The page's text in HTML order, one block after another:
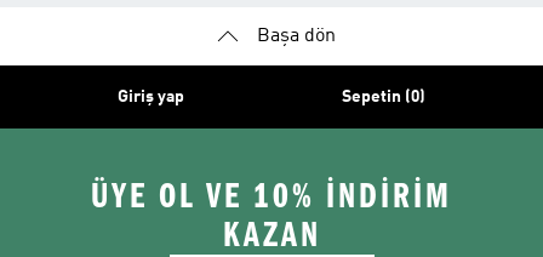
Başa dön
Giriş yap Sepetin (0)
ÜYE OL VE 10% İNDİRİM
KAZAN